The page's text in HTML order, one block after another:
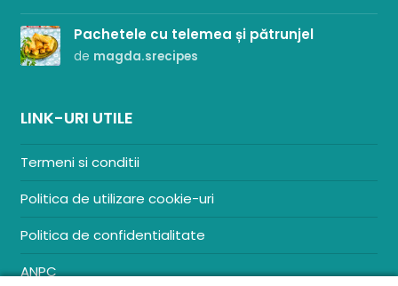
Pachetele cu telemea și pătrunjel
de magda.srecipes
LINK-URI UTILE
Termeni si conditii
Politica de utilizare cookie-uri
Politica de confidentialitate
ANPC